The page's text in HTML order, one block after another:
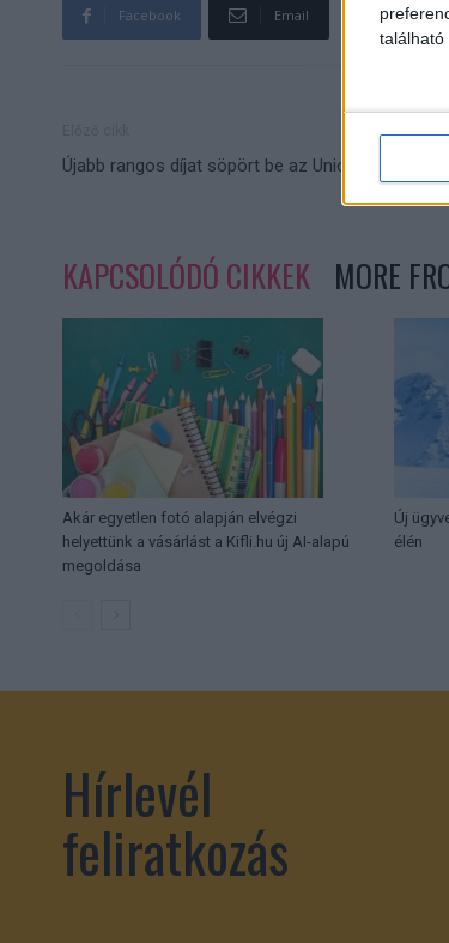
található
Facebook Email
Újabb rangos díjat söpört be az Uniomedia
KAPCSOLÓDÓ CIKKEK MORE
Akár egyetlen fotó alapján elvégzi
helyettünk a vásárlást a Kifli.hu új AI-alapú
megoldása
Új
élén
Hírlevél
feliratkozás